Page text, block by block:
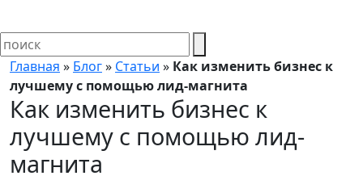
Главная » Блог» Статьи » Как изменить бизнес к
лучшему с помощью лид-магнита
Как изменить бизнес к
лучшему с помощью лид-
магнита